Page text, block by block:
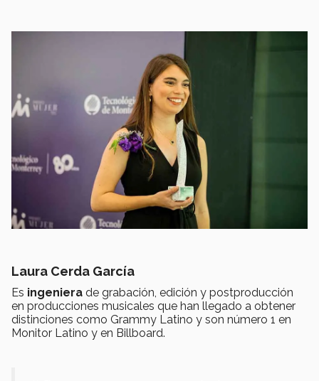
Laura Cerda García
Es ingeniera de grabación, edición y postproducción
en producciones musicales que han llegado a obtener
distinciones como Grammy Latino y son número 1 en
Monitor Latino y en Billboard.